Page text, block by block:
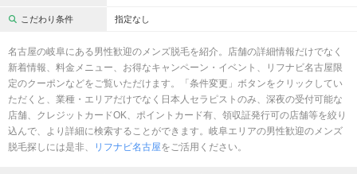
こだわり条件 指定なし
名古屋の岐阜にある男性歓迎のメンズ脱毛を紹介。店舗の詳細情報だけでなく
新着情報、料金メニュー、お得なキャンペーン・イベント、リフナビ名古屋限
定のクーポンなどをご覧いただけます。「条件変更」ボタンをクリックしてい
ただくと、業種・エリアだけでなく日本人セラピストのみ、深夜の受付可能な
店舗、クレジットカードOK、ポイントカード有、領収証発行可の店舗等を絞り
込んで、より詳細に検索することができます。岐阜エリアの男性歓迎のメンズ
脱毛探しには是非、
リフナビ名古屋をご活用ください。